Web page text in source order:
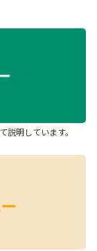
説明しています。